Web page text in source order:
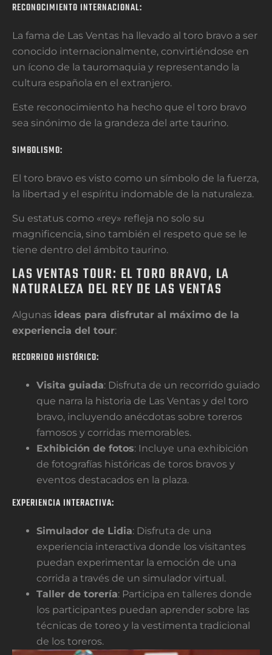
RECONOCIMIENTO INTERNACIONAL:
La fama de Las Ventas ha llevado al toro bravo a ser
conocido internacionalmente, convirtiéndose en
un ícono de la tauromaquia y representando la
cultura española en el extranjero.
Este reconocimiento ha hecho que el toro bravo
sea sinónimo de la grandeza del arte taurino.
SIMBOLISMO:
El toro bravo es visto como un símbolo de la fuerza,
la libertad y el espíritu indomable de la naturaleza.
Su estatus como «rey» refleja no solo su
magnificencia, sino también el respeto que se le
tiene dentro del ámbito taurino.
LAS VENTAS TOUR: EL TORO BRAVO, LA
NATURALEZA DEL REY DE LAS VENTAS
Algunas ideas para disfrutar al máximo de la
experiencia del tour:
RECORRIDO HISTÓRICO:
Visita guiada: Disfruta de un recorrido guiado
que narra la historia de Las Ventas y del toro
bravo, incluyendo anécdotas sobre toreros
famosos y corridas memorables.
Exhibición de fotos: Incluye una exhibición
de fotografías históricas de toros bravos y
eventos destacados en la plaza.
EXPERIENCIA INTERACTIVA:
Simulador de Lidia: Disfruta de una
experiencia interactiva donde los visitantes
puedan experimentar la emoción de una
corrida a través de un simulador virtual.
Taller de torería: Participa en talleres donde
los participantes puedan aprender sobre las
técnicas de toreo y la vestimenta tradicional
de los toreros.